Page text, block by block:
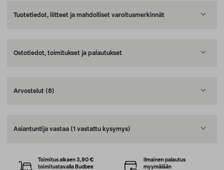
Tuotetiedot, liitteet ja mahdolliset varoitusmerkinnät
Ostotiedot, toimitukset ja palautukset
Arvostelut (8)
Asiantuntija vastaa (1 vastattu kysymys)
Toimitus alkaen 3,90 €
toimitustavalla Budbee
Ilmainen palautus
myymälään